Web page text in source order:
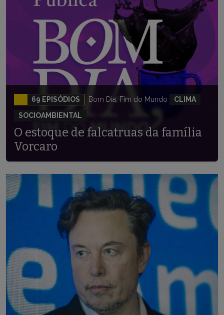
69 EPISÓDIOS Bom Dia, Fim do Mundo
CLIMA
SOCIOAMBIENTAL
O estoque de falcatruas da família
Vorcaro